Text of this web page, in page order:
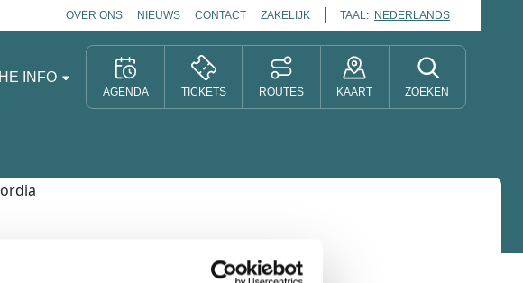
OVER ONS NIEUWS CONTACT ZAKELIJK TAAL: NEDERLANDS
INFO
AGENDA TICKETS ROUTES KAART ZOEKEN